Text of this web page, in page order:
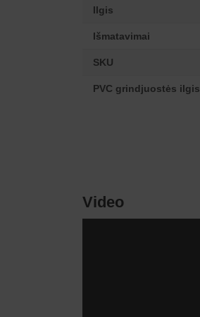
Ilgis
Išmatavimai
SKU
PVC grindjuostės ilgis
Video